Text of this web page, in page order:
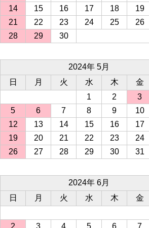
14
15 16 17 18 19
21
22 23 24 25 26
28
29 30
2024年 5月
日
月 火 水 木 金
1
2 3
5
6 7 8 9 10
12
13 14 15 16 17
19
20 21 22 23 24
26
27 28 29 30 31
2024年 6月
日
月 火 水 木 金
2
3 4 5 6 7